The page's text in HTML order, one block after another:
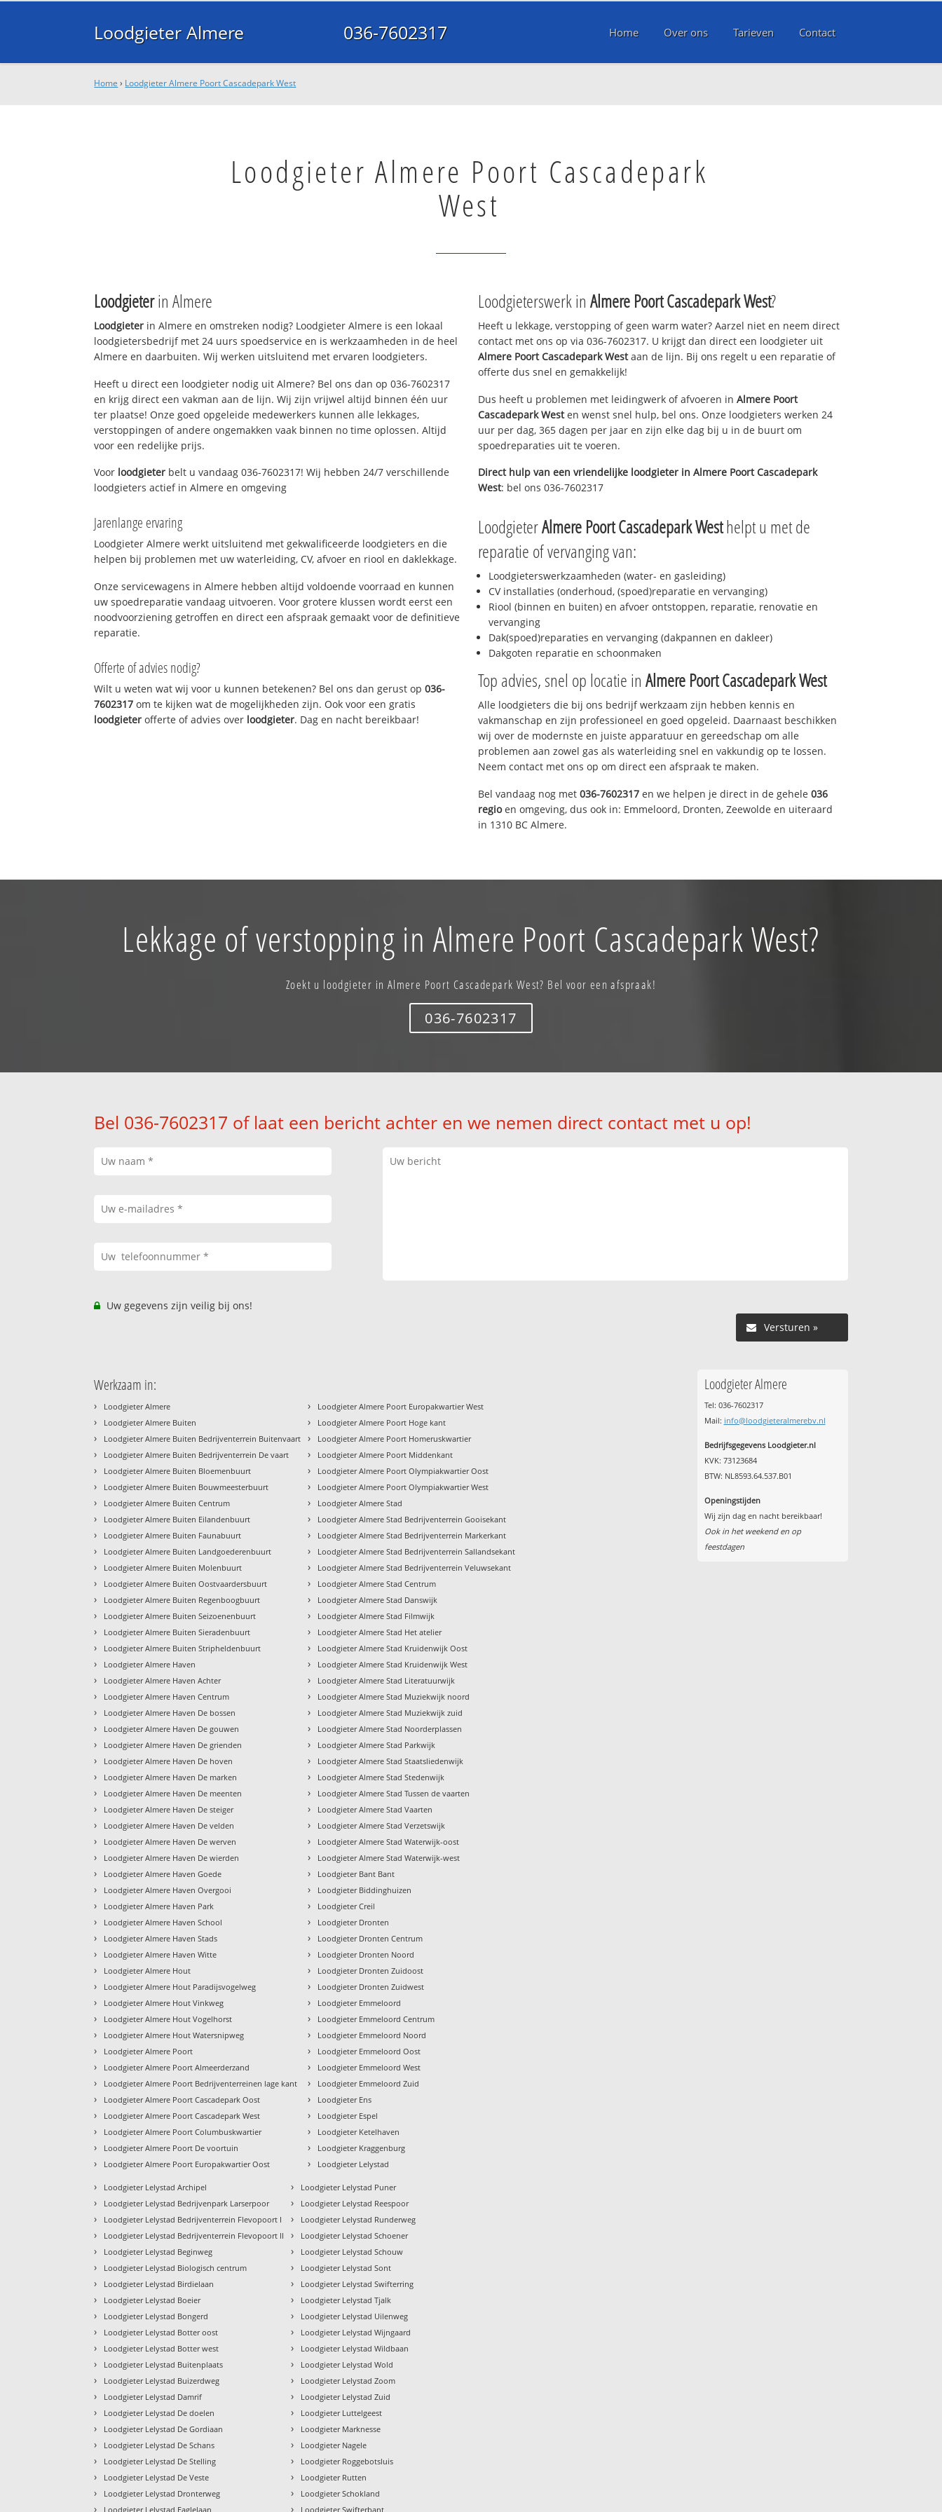
Loodgieter Almere 036-7602317 Home Over ons Tarieven Contact
Home › Loodgieter Almere Poort Cascadepark West
Loodgieter Almere Poort Cascadepark
West
Loodgieterin Almere
Loodgieter in Almere en omstreken nodig? Loodgieter Almere is een lokaal
loodgietersbedrijf met 24 uurs spoedservice en is werkzaamheden in de heel
Almere en daarbuiten. Wij werken uitsluitend met ervaren loodgieters.
Heeft u direct een loodgieter nodig uit Almere? Bel ons dan op 036-7602317
en krijg direct een vakman aan de lijn. Wij zijn vrijwel altijd binnen één uur
ter plaatse! Onze goed opgeleide medewerkers kunnen alle lekkages,
verstoppingen of andere ongemakken vaak binnen no time oplossen. Altijd
voor een redelijke prijs.
Voor loodgieter belt u vandaag 036-7602317! Wij hebben 24/7 verschillende
loodgieters actief in Almere en omgeving
Jarenlange ervaring
Loodgieter Almere werkt uitsluitend met gekwalificeerde loodgieters en die
helpen bij problemen met uw waterleiding, CV, afvoer en riool en daklekkage.
Onze servicewagens in Almere hebben altijd voldoende voorraad en kunnen
uw spoedreparatie vandaag uitvoeren. Voor grotere klussen wordt eerst een
noodvoorziening getroffen en direct een afspraak gemaakt voor de definitieve
reparatie.
Offerte of advies nodig?
Wilt u weten wat wij voor u kunnen betekenen? Bel ons dan gerust op036-
7602317 om te kijken wat de mogelijkheden zijn. Ook voor een gratis
loodgieter offerte of advies over loodgieter. Dag en nacht bereikbaar!
Loodgieterswerk in Almere Poort Cascadepark West?
Heeft u lekkage, verstopping of geen warm water? Aarzel niet en neem direct
contact met ons op via 036-7602317. U krijgt dan direct een loodgieter uit
Almere Poort Cascadepark Westaan de lijn. Bij ons regelt u een reparatie of
offerte dus snel en gemakkelijk!
Dus heeft u problemen met leidingwerk of afvoeren in Almere Poort
Cascadepark Westen wenst snel hulp, bel ons. Onze loodgieters werken 24
uur per dag, 365 dagen per jaar en zijn elke dag bij u in de buurt om
spoedreparaties uit te voeren.
Direct hulp van een vriendelijke loodgieter in Almere Poort Cascadepark
West: bel ons 036-7602317
LoodgieterAlmere Poort Cascadepark Westhelpt u met de
reparatie of vervanging van:
Loodgieterswerkzaamheden (water- en gasleiding)
CV installaties (onderhoud, (spoed)reparatie en vervanging)
Riool (binnen en buiten) en afvoer ontstoppen, reparatie, renovatie en
vervanging
Dak(spoed)reparaties en vervanging (dakpannen en dakleer)
Dakgoten reparatie en schoonmaken
Top advies, snel op locatie in Almere Poort Cascadepark West
Alle loodgieters die bij ons bedrijf werkzaam zijn hebben kennis en
vakmanschap en zijn professioneel en goed opgeleid. Daarnaast beschikken
wij over de modernste en juiste apparatuur en gereedschap om alle
problemen aan zowel gas als waterleiding snel en vakkundig op te lossen.
Neem contact met ons op om direct een afspraak te maken.
Bel vandaag nog met 036-7602317 en we helpen je direct in de gehele 036
regioen omgeving, dus ook in: Emmeloord, Dronten, Zeewolde en uiteraard
in 1310 BC Almere.
Lekkage of verstopping in Almere Poort Cascadepark West?
Zoekt u loodgieter in Almere Poort Cascadepark West? Bel voor een afspraak!
036-7602317
Bel 036-7602317 of laat een bericht achter en we nemen direct contact met u op!
Uw gegevens zijn veilig bij ons!
Versturen »
Werkzaam in:
› Loodgieter Almere
› Loodgieter Almere Buiten
› Loodgieter Almere Buiten Bedrijventerrein Buitenvaart
› Loodgieter Almere Buiten Bedrijventerrein De vaart
› Loodgieter Almere Buiten Bloemenbuurt
› Loodgieter Almere Buiten Bouwmeesterbuurt
› Loodgieter Almere Buiten Centrum
› Loodgieter Almere Buiten Eilandenbuurt
› Loodgieter Almere Buiten Faunabuurt
› Loodgieter Almere Buiten Landgoederenbuurt
› Loodgieter Almere Buiten Molenbuurt
› Loodgieter Almere Buiten Oostvaardersbuurt
› Loodgieter Almere Buiten Regenboogbuurt
› Loodgieter Almere Buiten Seizoenenbuurt
› Loodgieter Almere Buiten Sieradenbuurt
› Loodgieter Almere Buiten Stripheldenbuurt
› Loodgieter Almere Haven
› Loodgieter Almere Haven Achter
› Loodgieter Almere Haven Centrum
› Loodgieter Almere Haven De bossen
› Loodgieter Almere Haven De gouwen
› Loodgieter Almere Haven De grienden
› Loodgieter Almere Haven De hoven
› Loodgieter Almere Haven De marken
› Loodgieter Almere Haven De meenten
› Loodgieter Almere Haven De steiger
› Loodgieter Almere Haven De velden
› Loodgieter Almere Haven De werven
› Loodgieter Almere Haven De wierden
› Loodgieter Almere Haven Goede
› Loodgieter Almere Haven Overgooi
› Loodgieter Almere Haven Park
› Loodgieter Almere Haven School
› Loodgieter Almere Haven Stads
› Loodgieter Almere Haven Witte
› Loodgieter Almere Hout
› Loodgieter Almere Hout Paradijsvogelweg
› Loodgieter Almere Hout Vinkweg
› Loodgieter Almere Hout Vogelhorst
› Loodgieter Almere Hout Watersnipweg
› Loodgieter Almere Poort
› Loodgieter Almere Poort Almeerderzand
› Loodgieter Almere Poort Bedrijventerreinen lage kant
› Loodgieter Almere Poort Cascadepark Oost
› Loodgieter Almere Poort Cascadepark West
› Loodgieter Almere Poort Columbuskwartier
› Loodgieter Almere Poort De voortuin
› Loodgieter Almere Poort Europakwartier Oost
› Loodgieter Almere Poort Europakwartier West
› Loodgieter Almere Poort Hoge kant
› Loodgieter Almere Poort Homeruskwartier
› Loodgieter Almere Poort Middenkant
› Loodgieter Almere Poort Olympiakwartier Oost
› Loodgieter Almere Poort Olympiakwartier West
› Loodgieter Almere Stad
› Loodgieter Almere Stad Bedrijventerrein Gooisekant
› Loodgieter Almere Stad Bedrijventerrein Markerkant
› Loodgieter Almere Stad Bedrijventerrein Sallandsekant
› Loodgieter Almere Stad Bedrijventerrein Veluwsekant
› Loodgieter Almere Stad Centrum
› Loodgieter Almere Stad Danswijk
› Loodgieter Almere Stad Filmwijk
› Loodgieter Almere Stad Het atelier
› Loodgieter Almere Stad Kruidenwijk Oost
› Loodgieter Almere Stad Kruidenwijk West
› Loodgieter Almere Stad Literatuurwijk
› Loodgieter Almere Stad Muziekwijk noord
› Loodgieter Almere Stad Muziekwijk zuid
› Loodgieter Almere Stad Noorderplassen
› Loodgieter Almere Stad Parkwijk
› Loodgieter Almere Stad Staatsliedenwijk
› Loodgieter Almere Stad Stedenwijk
› Loodgieter Almere Stad Tussen de vaarten
› Loodgieter Almere Stad Vaarten
› Loodgieter Almere Stad Verzetswijk
› Loodgieter Almere Stad Waterwijk-oost
› Loodgieter Almere Stad Waterwijk-west
› Loodgieter Bant Bant
› Loodgieter Biddinghuizen
› Loodgieter Creil
› Loodgieter Dronten
› Loodgieter Dronten Centrum
› Loodgieter Dronten Noord
› Loodgieter Dronten Zuidoost
› Loodgieter Dronten Zuidwest
› Loodgieter Emmeloord
› Loodgieter Emmeloord Centrum
› Loodgieter Emmeloord Noord
› Loodgieter Emmeloord Oost
› Loodgieter Emmeloord West
› Loodgieter Emmeloord Zuid
› Loodgieter Ens
› Loodgieter Espel
› Loodgieter Ketelhaven
› Loodgieter Kraggenburg
› Loodgieter Lelystad
› Loodgieter Lelystad Archipel
› Loodgieter Lelystad Bedrijvenpark Larserpoor
› Loodgieter Lelystad Bedrijventerrein Flevopoort I
› Loodgieter Lelystad Bedrijventerrein Flevopoort II
› Loodgieter Lelystad Beginweg
› Loodgieter Lelystad Biologisch centrum
› Loodgieter Lelystad Birdielaan
› Loodgieter Lelystad Boeier
› Loodgieter Lelystad Bongerd
› Loodgieter Lelystad Botter oost
› Loodgieter Lelystad Botter west
› Loodgieter Lelystad Buitenplaats
› Loodgieter Lelystad Buizerdweg
› Loodgieter Lelystad Damrif
› Loodgieter Lelystad De doelen
› Loodgieter Lelystad De Gordiaan
› Loodgieter Lelystad De Schans
› Loodgieter Lelystad De Stelling
› Loodgieter Lelystad De Veste
› Loodgieter Lelystad Dronterweg
› Loodgieter Lelystad Eaglelaan
› Loodgieter Lelystad Puner
› Loodgieter Lelystad Reespoor
› Loodgieter Lelystad Runderweg
› Loodgieter Lelystad Schoener
› Loodgieter Lelystad Schouw
› Loodgieter Lelystad Sont
› Loodgieter Lelystad Swifterring
› Loodgieter Lelystad Tjalk
› Loodgieter Lelystad Uilenweg
› Loodgieter Lelystad Wijngaard
› Loodgieter Lelystad Wildbaan
› Loodgieter Lelystad Wold
› Loodgieter Lelystad Zoom
› Loodgieter Lelystad Zuid
› Loodgieter Luttelgeest
› Loodgieter Marknesse
› Loodgieter Nagele
› Loodgieter Roggebotsluis
› Loodgieter Rutten
› Loodgieter Schokland
› Loodgieter Swifterbant
Loodgieter Almere
Tel: 036-7602317
Mail: info@loodgieteralmerebv.nl
Bedrijfsgegevens Loodgieter.nl
KVK: 73123684
BTW: NL8593.64.537.B01
Openingstijden
Wij zijn dag en nacht bereikbaar!
Ook in het weekend en op
feestdagen